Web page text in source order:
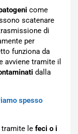
come
scatenare
di
per
funziona da
avviene tramite il
dalla
spesso
tramite le feci o i